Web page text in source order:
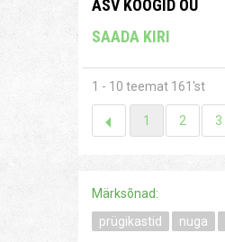
ASV KÖÖGID OÜ
SAADA KIRI
1 - 10 teemat 161'st
1 2 3
Märksõnad:
prügikastid
nuga